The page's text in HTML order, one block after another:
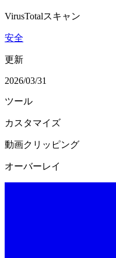
VirusTotalスキャン
安全
更新
2026/03/31
ツール
カスタマイズ
動画クリッピング
オーバーレイ